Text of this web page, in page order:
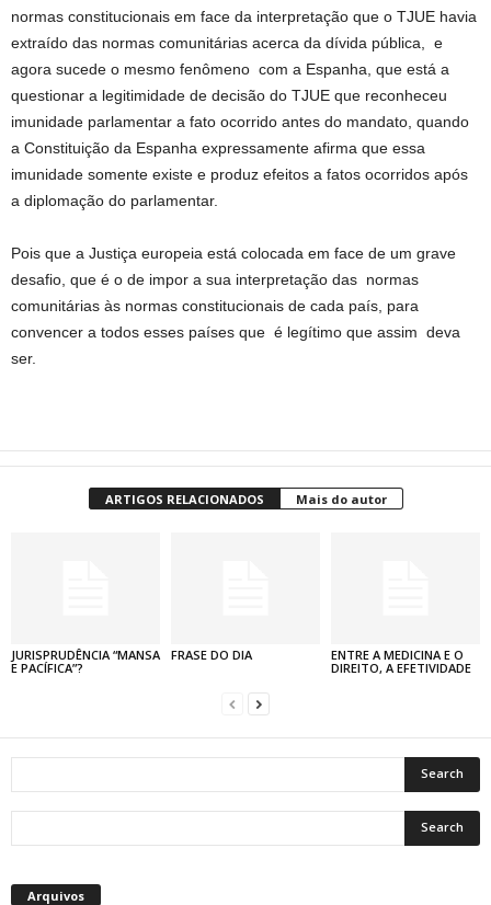
normas constitucionais em face da interpretação que o TJUE havia
extraído das normas comunitárias acerca da dívida pública, e
agora sucede o mesmo fenômeno com a Espanha, que está a
questionar a legitimidade de decisão do TJUE que reconheceu
imunidade parlamentar a fato ocorrido antes do mandato, quando
a Constituição da Espanha expressamente afirma que essa
imunidade somente existe e produz efeitos a fatos ocorridos após
a diplomação do parlamentar.
Pois que a Justiça europeia está colocada em face de um grave
desafio, que é o de impor a sua interpretação das normas
comunitárias às normas constitucionais de cada país, para
convencer a todos esses países que é legítimo que assim deva
ser.
ARTIGOS RELACIONADOS Mais do autor
JURISPRUDÊNCIA “MANSA
E PACÍFICA”?
FRASE DO DIA
ENTRE A MEDICINA E O
DIREITO, A EFETIVIDADE
Arquivos